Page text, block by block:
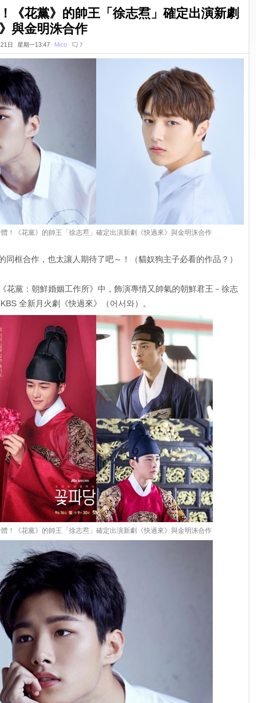
《花黨》的帥王「徐志焄」確定出演新劇
與金明洙合作
日 星期一13:47 Mico 7
！《花黨》的帥王「徐志焄」確定出演新劇《快過來》與金明洙合作
同框合作，也太讓人期待了吧～！（貓奴狗主子必看的作品？）
花黨：朝鮮婚姻工作所》中，飾演專情又帥氣的朝鮮君王－徐志
全新月火劇《快過來》（어서와）。
！《花黨》的帥王「徐志焄」確定出演新劇《快過來》與金明洙合作